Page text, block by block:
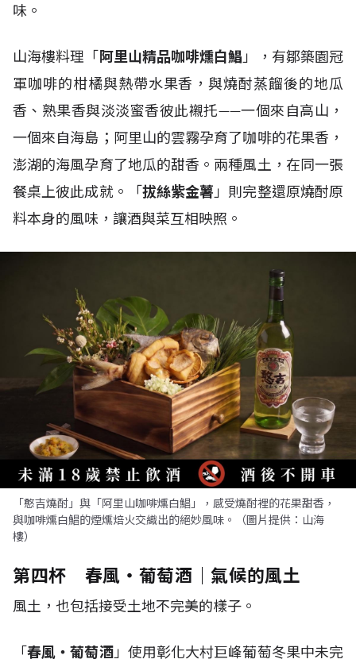
味。
山海樓料理「阿里山精品咖啡燻白鯧」，有鄒築園冠
軍咖啡的柑橘與熱帶水果香，與燒酎蒸餾後的地瓜
香、熟果香與淡淡蜜香彼此襯托——一個來自高山，
一個來自海島；阿里山的雲霧孕育了咖啡的花果香，
澎湖的海風孕育了地瓜的甜香。兩種風土，在同一張
餐桌上彼此成就。「拔絲紫金薯」則完整還原燒酎原
料本身的風味，讓酒與菜互相映照。
「憨吉燒酎」與「阿里山咖啡燻白鯧」，感受燒酎裡的花果甜香，
與咖啡燻白鯧的煙燻焙火交織出的絕妙風味。（圖片提供：山海
樓）
第四杯 春風・葡萄酒｜氣候的風土
風土，也包括接受土地不完美的樣子。
「春風・葡萄酒」使用彰化大村巨峰葡萄冬果中未完